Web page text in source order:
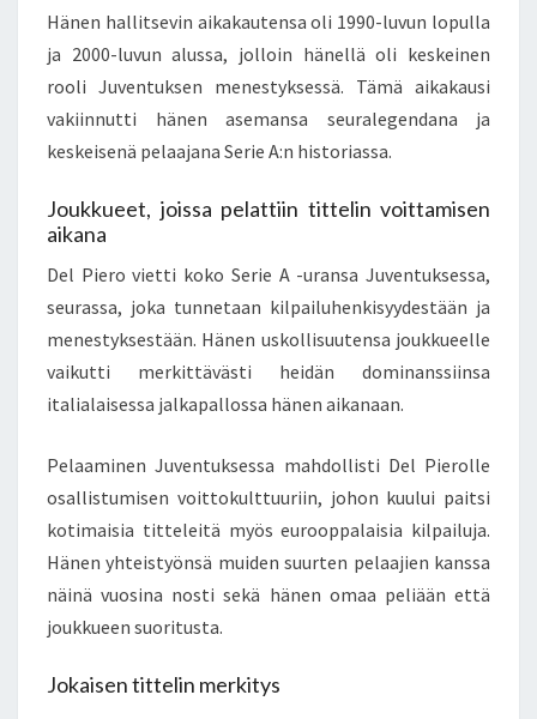
Hänen hallitsevin aikakautensa oli 1990-luvun lopulla
ja 2000-luvun alussa, jolloin hänellä oli keskeinen
rooli Juventuksen menestyksessä. Tämä aikakausi
vakiinnutti hänen asemansa seuralegendana ja
keskeisenä pelaajana Serie A:n historiassa.
Joukkueet, joissa pelattiin tittelin voittamisen
aikana
Del Piero vietti koko Serie A -uransa Juventuksessa,
seurassa, joka tunnetaan kilpailuhenkisyydestään ja
menestyksestään. Hänen uskollisuutensa joukkueelle
vaikutti merkittävästi heidän dominanssiinsa
italialaisessa jalkapallossa hänen aikanaan.
Pelaaminen Juventuksessa mahdollisti Del Pierolle
osallistumisen voittokulttuuriin, johon kuului paitsi
kotimaisia titteleitä myös eurooppalaisia kilpailuja.
Hänen yhteistyönsä muiden suurten pelaajien kanssa
näinä vuosina nosti sekä hänen omaa peliään että
joukkueen suoritusta.
Jokaisen tittelin merkitys